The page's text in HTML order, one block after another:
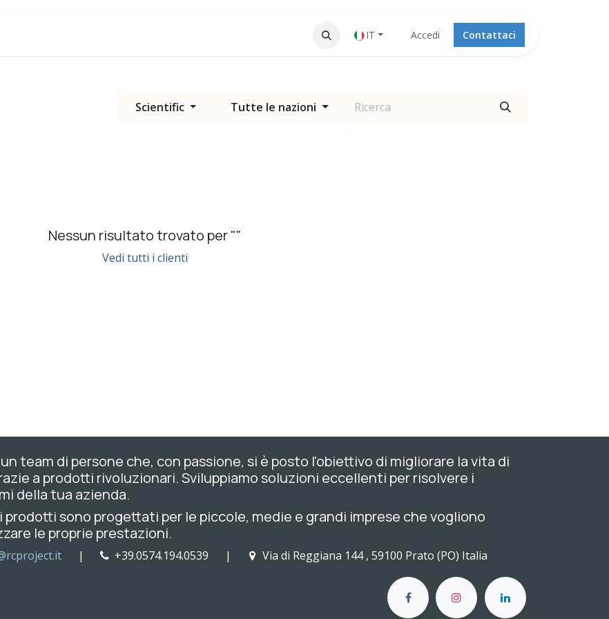
IT Accedi Contattaci
Scientific Tutte le nazioni
Nessun risultato trovato per ""
Vedi tutti i clienti
team di persone che, con passione, si è posto l'obiettivo di migliorare la vita di
a prodotti rivoluzionari. Sviluppiamo soluzioni eccellenti per risolvere i
della tua azienda.
prodotti sono progettati per le piccole, medie e grandi imprese che vogliono
le proprie prestazioni.
| +39.0574.194.0539 | Via di Reggiana 144 , 59100 Prato (PO) Italia